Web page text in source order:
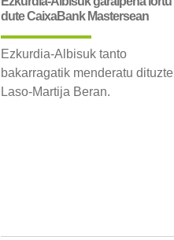
dute CaixaBank Mastersean
Ezkurdia-Albisuk tanto
bakarragatik menderatu dituzte
Laso-Martija Beran.